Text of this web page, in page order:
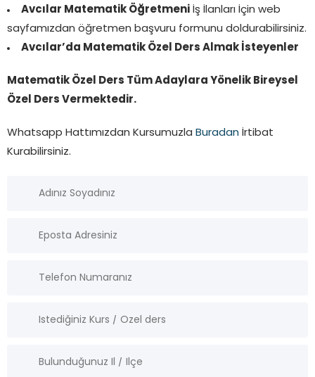
Avcılar Matematik Öğretmeni İş İlanları İçin web
sayfamızdan öğretmen başvuru formunu doldurabilirsiniz.
Avcılar’da Matematik Özel Ders Almak İsteyenler
Matematik Özel Ders Tüm Adaylara Yönelik Bireysel
Özel Ders Vermektedir.
Whatsapp Hattımızdan Kursumuzla Buradan İrtibat
Kurabilirsiniz.